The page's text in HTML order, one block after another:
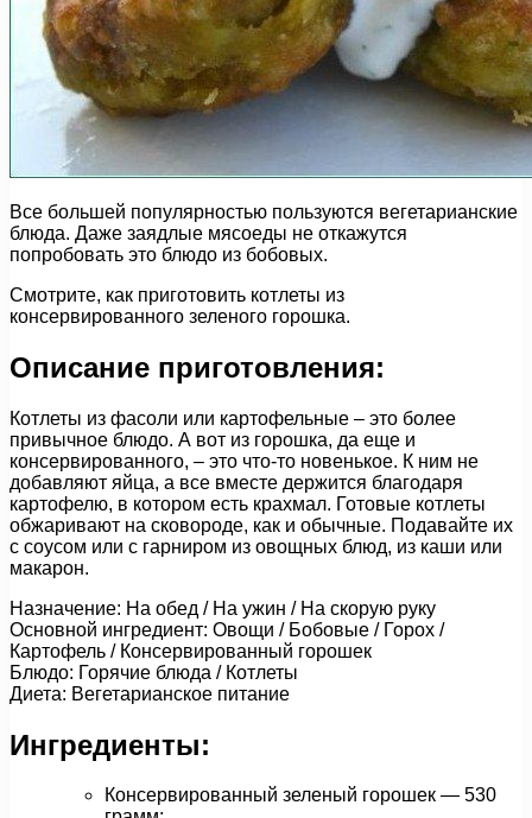
Все большей популярностью пользуются вегетарианские
блюда. Даже заядлые мясоеды не откажутся
попробовать это блюдо из бобовых.
Смотрите, как приготовить котлеты из
консервированного зеленого горошка.
Описание приготовления:
Котлеты из фасоли или картофельные – это более
привычное блюдо. А вот из горошка, да еще и
консервированного, – это что-то новенькое. К ним не
добавляют яйца, а все вместе держится благодаря
картофелю, в котором есть крахмал. Готовые котлеты
обжаривают на сковороде, как и обычные. Подавайте их
с соусом или с гарниром из овощных блюд, из каши или
макарон.
Назначение: На обед / На ужин / На скорую руку
Основной ингредиент: Овощи / Бобовые / Горох /
Картофель / Консервированный горошек
Блюдо: Горячие блюда / Котлеты
Диета: Вегетарианское питание
Ингредиенты:
Консервированный зеленый горошек — 530